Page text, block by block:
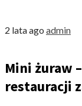
2 lata ago admin
Mini żuraw
restauracji